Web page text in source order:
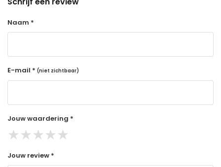
Naam *
E-mail * (niet zichtbaar)
Jouw waardering *
★★★★★
Jouw review *